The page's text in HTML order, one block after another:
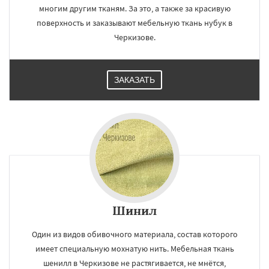
многим другим тканям. За это, а также за красивую
поверхность и заказывают мебельную ткань нубук в
Черкизове.
ЗАКАЗАТЬ
Шинил
Один из видов обивочного материала, состав которого
имеет специальную мохнатую нить. Мебельная ткань
шенилл в Черкизове не растягивается, не мнётся,